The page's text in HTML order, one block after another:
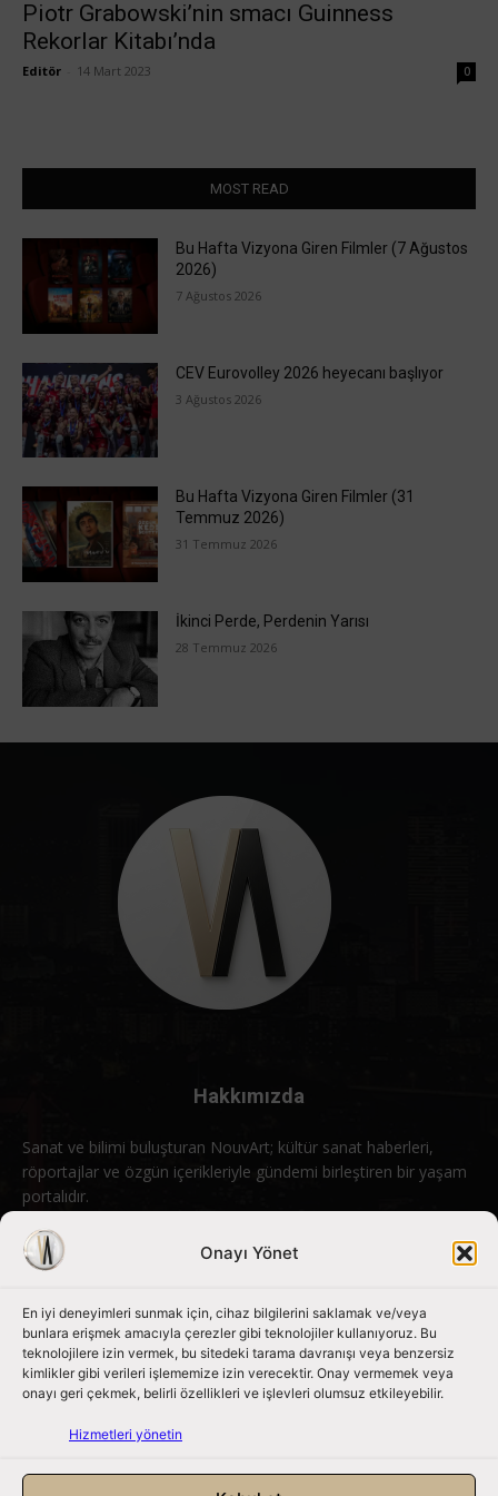
Onayı Yönet
En iyi deneyimleri sunmak için, cihaz bilgilerini saklamak ve/veya
bunlara erişmek amacıyla çerezler gibi teknolojiler kullanıyoruz. Bu
teknolojilere izin vermek, bu sitedeki tarama davranışı veya benzersiz
kimlikler gibi verileri işlememize izin verecektir. Onay vermemek veya
onayı geri çekmek, belirli özellikleri ve işlevleri olumsuz etkileyebilir.
Hizmetleri yönetin
Piotr Grabowski’nin smacı Guinness
Rekorlar Kitabı’nda
Editör 14 Mart 2023 0
MOST READ
Bu Hafta Vizyona Giren Filmler (7 Ağustos
2026)
7 Ağustos 2026
CEV Eurovolley 2026 heyecanı başlıyor
3 Ağustos 2026
Bu Hafta Vizyona Giren Filmler (31
Temmuz 2026)
31 Temmuz 2026
İkinci Perde, Perdenin Yarısı
28 Temmuz 2026
Hakkımızda
Sanat ve bilimi buluşturan NouvArt; kültür sanat haberleri,
röportajlar ve özgün içerikleriyle gündemi birleştiren bir yaşam
portalıdır.
Bizimle iletişime geçin: info@nouvart.net
Bizi Takip Edin